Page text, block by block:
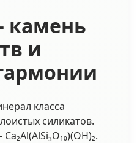
камень
и
класса
силикатов.